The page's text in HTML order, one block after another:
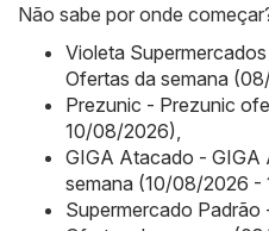
Não sabe por onde
Violeta
Ofertas da semana
Prezunic - Prezunic
10/08/2026)
GIGA Atacado - GIGA
semana (10/08/2026 -
Supermercado